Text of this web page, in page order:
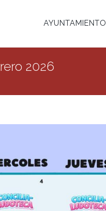
AYUNTAMIENTO
2026